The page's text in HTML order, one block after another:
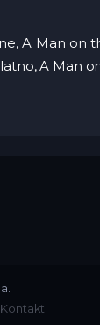
A Man on
A Man
Kontakt